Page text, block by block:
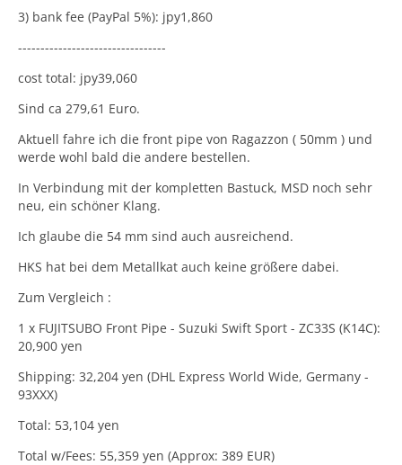
3) bank fee (PayPal 5%): jpy1,860
---------------------------------
cost total: jpy39,060
Sind ca 279,61 Euro.
Aktuell fahre ich die front pipe von Ragazzon ( 50mm ) und
werde wohl bald die andere bestellen.
In Verbindung mit der kompletten Bastuck, MSD noch sehr
neu, ein schöner Klang.
Ich glaube die 54 mm sind auch ausreichend.
HKS hat bei dem Metallkat auch keine größere dabei.
Zum Vergleich :
1 x FUJITSUBO Front Pipe - Suzuki Swift Sport - ZC33S (K14C):
20,900 yen
Shipping: 32,204 yen (DHL Express World Wide, Germany -
93XXX)
Total: 53,104 yen
Total w/Fees: 55,359 yen (Approx: 389 EUR)